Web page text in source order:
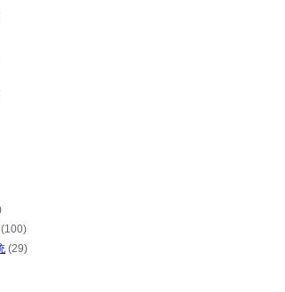
(100)
(29)